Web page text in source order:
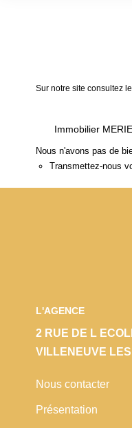
Sur notre site consultez
Immobilier
Nous n'avons pas de
Transmettez-nous
L'AGENCE
2 RUE DE L
VILLENEUVE
Nous contacter
Présentation